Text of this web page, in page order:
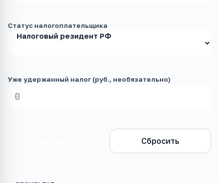
Статус налогоплательщика
Уже удержанный налог (руб., необязательно)
Сбросить